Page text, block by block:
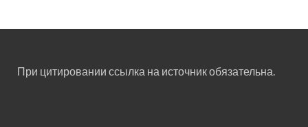
При цитировании ссылка на источник обязательна.